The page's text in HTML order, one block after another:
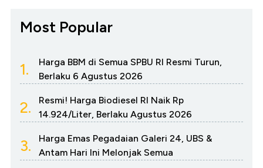
Most Popular
1.
Harga BBM di Semua SPBU RI Resmi Turun,
Berlaku 6 Agustus 2026
2.
Resmi! Harga Biodiesel RI Naik Rp
14.924/Liter, Berlaku Agustus 2026
3.
Harga Emas Pegadaian Galeri 24, UBS &
Antam Hari Ini Melonjak Semua